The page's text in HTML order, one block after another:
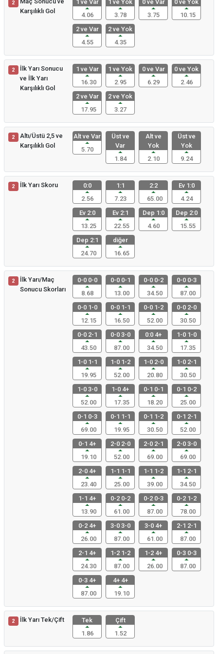
2
Karşılıklı Gol
1 ve Var
4.06
1 ve Yok
3.78
0 ve Var
3.75
0 ve Yok
10.15
2 ve Var
4.55
2 ve Yok
4.35
2
İlk Yarı Sonucu
ve İlk Yarı
Karşılıklı Gol
1 ve Var
16.30
1 ve Yok
2.95
0 ve Var
6.29
0 ve Yok
2.46
2 ve Var
17.95
2 ve Yok
3.27
2
Altı/Üstü 2,5 ve
Karşılıklı Gol
Alt ve Var
5.70
Üst ve
Var
1.84
Alt ve
Yok
2.10
Üst ve
Yok
9.24
2 İlk Yarı Skoru
0:0
2.56
1:1
7.23
2:2
65.00
Ev 1:0
4.24
Ev 2:0
13.25
Ev 2:1
22.55
Dep 1:0
4.60
Dep 2:0
15.55
Dep 2:1
24.70
diğer
16.65
2
İlk Yarı/Maç
Sonucu Skorları
0-0 0-0
8.68
0-0 0-1
13.00
0-0 0-2
34.50
0-0 0-3
87.00
0-0 1-0
12.15
0-0 1-1
16.50
0-0 1-2
52.00
0-0 2-0
30.50
0-0 2-1
43.50
0-0 3-0
87.00
0:0 4+
34.50
1-0 1-0
17.35
1-0 1-1
19.95
1-0 1-2
52.00
1-0 2-0
20.80
1-0 2-1
30.50
1-0 3-0
52.00
1-0 4+
17.35
0-1 0-1
18.20
0-1 0-2
25.00
0-1 0-3
69.00
0-1 1-1
19.95
0-1 1-2
30.50
0-1 2-1
52.00
0-1 4+
19.10
2-0 2-0
52.00
2-0 2-1
69.00
2-0 3-0
69.00
2-0 4+
23.40
1-1 1-1
25.00
1-1 1-2
39.00
1-1 2-1
34.50
1-1 4+
13.90
0-2 0-2
61.00
0-2 0-3
87.00
0-2 1-2
78.00
0-2 4+
26.00
3-0 3-0
87.00
3-0 4+
61.00
2-1 2-1
87.00
2-1 4+
24.30
1-2 1-2
87.00
1-2 4+
26.00
0-3 0-3
87.00
0-3 4+
87.00
4+ 4+
19.10
2 İlk Yarı Tek/Çift
Tek
1.86
Çift
1.52